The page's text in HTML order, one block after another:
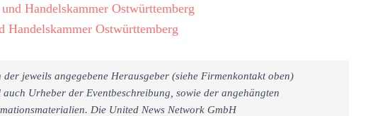
Handelskammer Ostwürttemberg
Ostwürttemberg
jeweils angegebene Herausgeber (siehe Firmenkontakt oben)
Urheber der Eventbeschreibung, sowie der angehängten
Die United News Network GmbH